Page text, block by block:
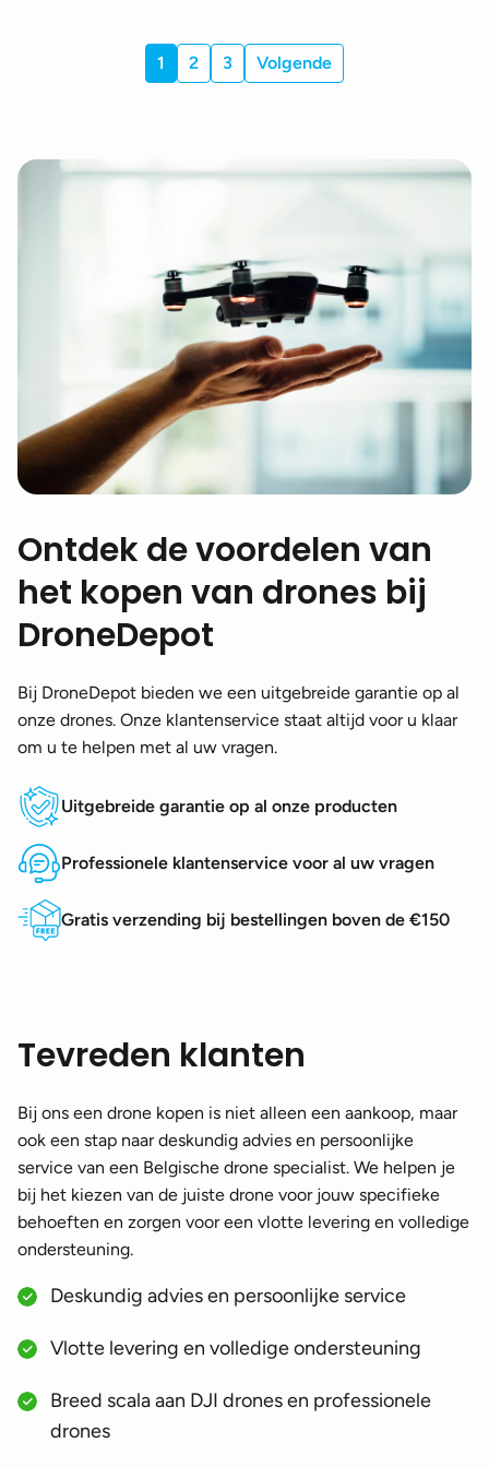
1 2 3 Volgende
Ontdek de voordelen van
het kopen van drones bij
DroneDepot
Bij DroneDepot bieden we een uitgebreide garantie op al
onze drones. Onze klantenservice staat altijd voor u klaar
om u te helpen met al uw vragen.
Uitgebreide garantie op al onze producten
Professionele klantenservice voor al uw vragen
Gratis verzending bij bestellingen boven de €150
Tevreden klanten
Bij ons een drone kopen is niet alleen een aankoop, maar
ook een stap naar deskundig advies en persoonlijke
service van een Belgische drone specialist. We helpen je
bij het kiezen van de juiste drone voor jouw specifieke
behoeften en zorgen voor een vlotte levering en volledige
ondersteuning.
Deskundig advies en persoonlijke service
Vlotte levering en volledige ondersteuning
Breed scala aan DJI drones en professionele
drones